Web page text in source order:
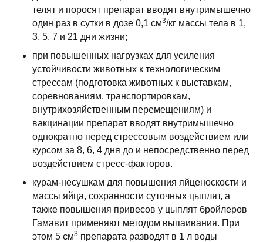
телят и поросят препарат вводят внутримышечно
один раз в сутки в дозе 0,1 см3/кг массы тела в 1,
3, 5, 7 и 21 дни жизни;
при повышенных нагрузках для усиления
устойчивости животных к технологическим
стрессам (подготовка животных к выставкам,
соревнованиям, транспортировкам,
внутрихозяйственным перемещениям) и
вакцинации препарат вводят внутримышечно
однократно перед стрессовым воздействием или
курсом за 8, 6, 4 дня до и непосредственно перед
воздействием стресс-факторов.
курам-несушкам для повышения яйценоскости и
массы яйца, сохранности суточных цыплят, а
также повышения привесов у цыплят бройлеров
Гамавит применяют методом выпаивания. При
этом 5 см3 препарата разводят в 1 л воды